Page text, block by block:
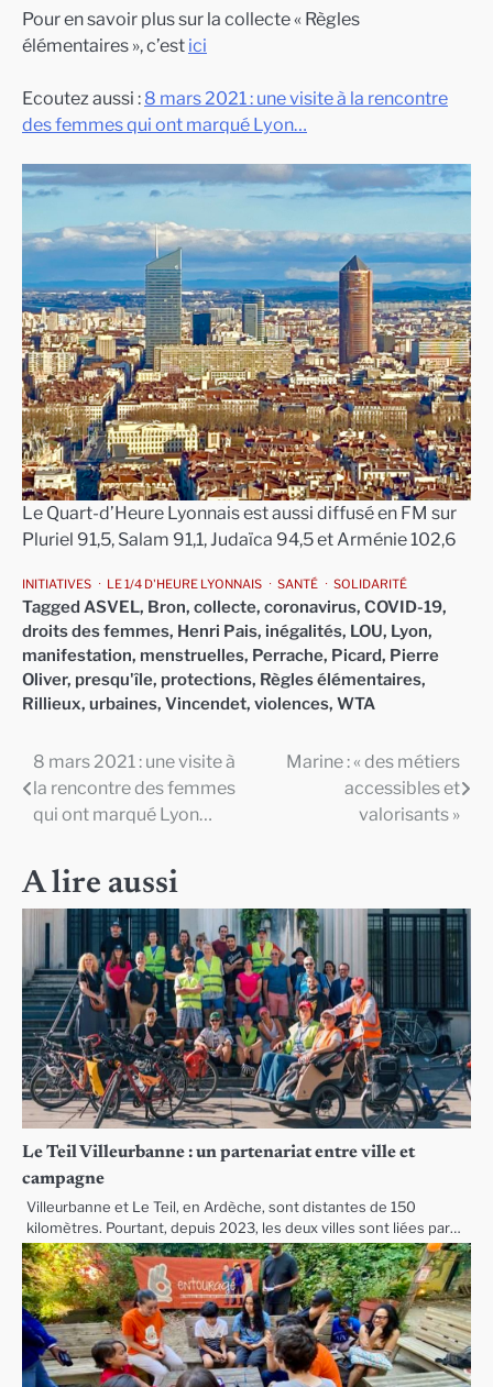
Pour en savoir plus sur la collecte « Règles
élémentaires », c’est ici
Ecoutez aussi : 8 mars 2021 : une visite à la rencontre
des femmes qui ont marqué Lyon…
Le Quart-d’Heure Lyonnais est aussi diffusé en FM sur
Pluriel 91,5, Salam 91,1, Judaïca 94,5 et Arménie 102,6
INITIATIVES LE 1/4 D'HEURE LYONNAIS SANTÉ SOLIDARITÉ
Tagged ASVEL, Bron, collecte, coronavirus, COVID-19,
droits des femmes, Henri Pais, inégalités, LOU, Lyon,
manifestation, menstruelles, Perrache, Picard, Pierre
Oliver, presqu'île, protections, Règles élémentaires,
Rillieux, urbaines, Vincendet, violences, WTA
Navigation
de
8 mars 2021 : une visite à
la rencontre des femmes
qui ont marqué Lyon…
Marine : « des métiers
accessibles et
valorisants »
A lire aussi
Le Teil Villeurbanne : un partenariat entre ville et
campagne
Villeurbanne et Le Teil, en Ardèche, sont distantes de 150
kilomètres. Pourtant, depuis 2023, les deux villes sont liées par…